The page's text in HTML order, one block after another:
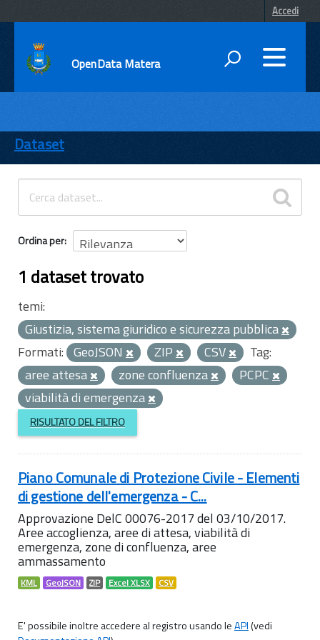
Accedi
OpenData Matera
ENTI
TEMI
INFORMAZIONI
Dataset
Ordina per
1 dataset trovato
temi:
Giustizia, sistema giuridico e sicurezza pubblica
Formati: GeoJSON ZIP CSV
Tag:
aree attesa
zone confluenza
PCPC
viabilità di emergenza
RISULTATO DEL FILTRO
Piano Comunale di Protezione Civile - Elementi
di gestione dell'emergenza - C...
Approvazione DelC 00076-2017 del 03/10/2017.
Aree accoglienza, aree di attesa, viabilità di
emergenza, zone di confluenza, aree
ammassamento
KML GeoJSON ZIP Excel XLSX CSV
E' possibile inoltre accedere al registro usando leAPI(vedi